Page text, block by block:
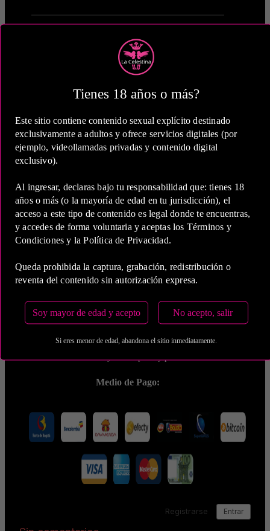
Tienes 18 años o más?
Este sitio contiene contenido sexual explícito destinado
exclusivamente a adultos y ofrece servicios digitales (por
ejemplo, videollamadas privadas y contenido digital
exclusivo).
Al ingresar, declaras bajo tu responsabilidad que: tienes 18
años o más (o la mayoría de edad en tu jurisdicción), el
acceso a este tipo de contenido es legal donde te encuentras,
y accedes de forma voluntaria y aceptas los Términos y
Condiciones y la Política de Privacidad.
Queda prohibida la captura, grabación, redistribución o
reventa del contenido sin autorización expresa.
Soy mayor de edad y acepto No acepto, salir
Si eres menor de edad, abandona el sitio inmediatamente.
1 Hora
COP 580,000.00
2 Horas
COP 900,000.00
5 Horas
COP 2,300,000.00
Estas tarifas incluyen transporte y preservativos
Medio de Pago: